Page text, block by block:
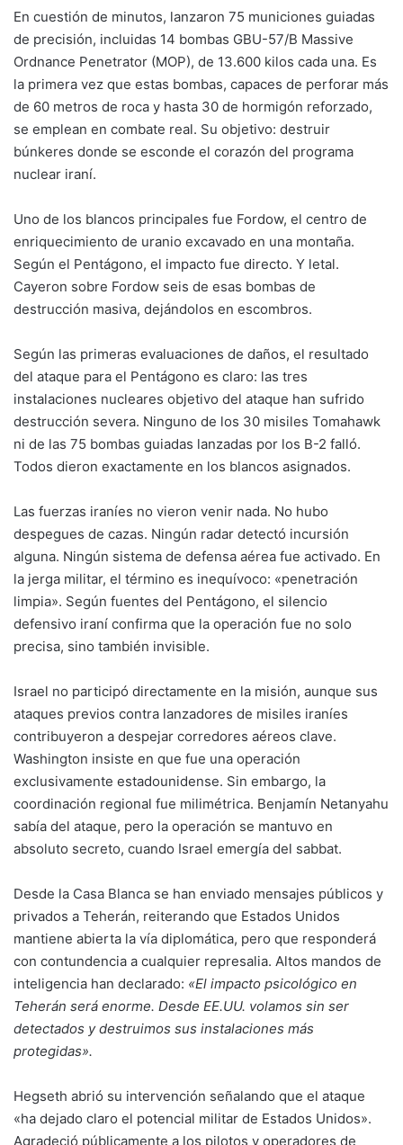
En cuestión de minutos, lanzaron 75 municiones guiadas
de precisión, incluidas 14 bombas GBU-57/B Massive
Ordnance Penetrator (MOP), de 13.600 kilos cada una. Es
la primera vez que estas bombas, capaces de perforar más
de 60 metros de roca y hasta 30 de hormigón reforzado,
se emplean en combate real. Su objetivo: destruir
búnkeres donde se esconde el corazón del programa
nuclear iraní.
Uno de los blancos principales fue Fordow, el centro de
enriquecimiento de uranio excavado en una montaña.
Según el Pentágono, el impacto fue directo. Y letal.
Cayeron sobre Fordow seis de esas bombas de
destrucción masiva, dejándolos en escombros.
Según las primeras evaluaciones de daños, el resultado
del ataque para el Pentágono es claro: las tres
instalaciones nucleares objetivo del ataque han sufrido
destrucción severa. Ninguno de los 30 misiles Tomahawk
ni de las 75 bombas guiadas lanzadas por los B-2 falló.
Todos dieron exactamente en los blancos asignados.
Las fuerzas iraníes no vieron venir nada. No hubo
despegues de cazas. Ningún radar detectó incursión
alguna. Ningún sistema de defensa aérea fue activado. En
la jerga militar, el término es inequívoco: «penetración
limpia». Según fuentes del Pentágono, el silencio
defensivo iraní confirma que la operación fue no solo
precisa, sino también invisible.
Israel no participó directamente en la misión, aunque sus
ataques previos contra lanzadores de misiles iraníes
contribuyeron a despejar corredores aéreos clave.
Washington insiste en que fue una operación
exclusivamente estadounidense. Sin embargo, la
coordinación regional fue milimétrica. Benjamín Netanyahu
sabía del ataque, pero la operación se mantuvo en
absoluto secreto, cuando Israel emergía del sabbat.
Desde la Casa Blanca se han enviado mensajes públicos y
privados a Teherán, reiterando que Estados Unidos
mantiene abierta la vía diplomática, pero que responderá
con contundencia a cualquier represalia. Altos mandos de
inteligencia han declarado: «El impacto psicológico en
Teherán será enorme. Desde EE.UU. volamos sin ser
detectados y destruimos sus instalaciones más
protegidas».
Hegseth abrió su intervención señalando que el ataque
«ha dejado claro el potencial militar de Estados Unidos».
Agradeció públicamente a los pilotos y operadores de